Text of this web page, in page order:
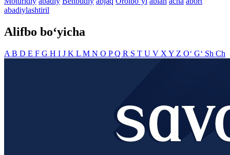
abadiylashtiril
Alifbo bo‘yicha
A B D E F G H I J K L M N O PQ R S T U V X Y Z O‘ G‘ Sh Ch